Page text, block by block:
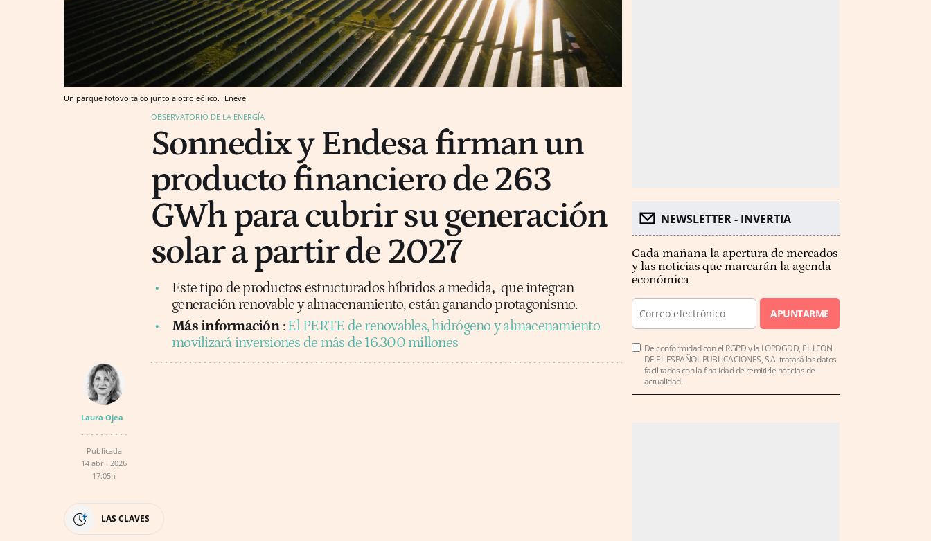
Un parque fotovoltaico junto a otro eólico. Eneve.
OBSERVATORIO DE LA ENERGÍA
Sonnedix y Endesa firman un
producto financiero de 263
GWh para cubrir su generación
solar a partir de 2027
Este tipo de productos estructurados híbridos a medida, que integran
generación renovable y almacenamiento, están ganando protagonismo.
Más información : El PERTE de renovables, hidrógeno y almacenamiento
movilizará inversiones de más de 16.300 millones
Laura Ojea
Publicada
14 abril 2026
17:05h
LAS CLAVES
NEWSLETTER - INVERTIA
Cada mañana la apertura de mercados
y las noticias que marcarán la agenda
económica
APUNTARME
De conformidad con el RGPD y la LOPDGDD, EL LEÓN
DE EL ESPAÑOL PUBLICACIONES, S.A. tratará los datos
facilitados con la finalidad de remitirle noticias de
actualidad.